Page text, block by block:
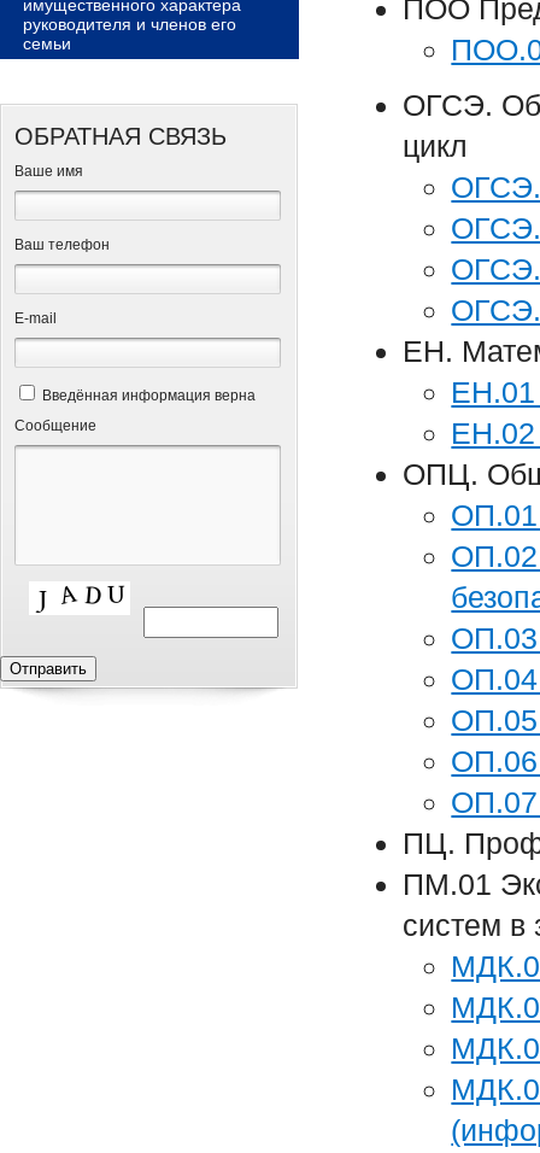
имущественного характера
руководителя и членов его
семьи
ОБРАТНАЯ СВЯЗЬ
Ваше имя
Ваш телефон
Е-mail
Введённая информация верна
Сообщение
ПОО
ОГСЭ.
цикл
ЕН.
ЕН.01
ОПЦ.
ОП.01
ОП.02
ОП.03
ОП.04
ОП.05
ОП.06
ОП.07
ПЦ.
ПМ.01
систем